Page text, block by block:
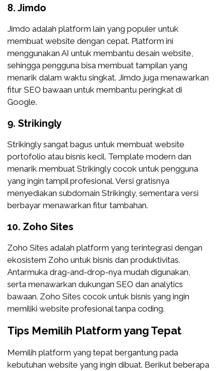
8. Jimdo
Jimdo adalah platform lain yang populer untuk
membuat website dengan cepat. Platform ini
menggunakan AI untuk membantu desain website,
sehingga pengguna bisa membuat tampilan yang
menarik dalam waktu singkat. Jimdo juga menawarkan
fitur SEO bawaan untuk membantu peringkat di
Google.
9. Strikingly
Strikingly sangat bagus untuk membuat website
portofolio atau bisnis kecil. Template modern dan
menarik membuat Strikingly cocok untuk pengguna
yang ingin tampil profesional. Versi gratisnya
menyediakan subdomain Strikingly, sementara versi
berbayar menawarkan fitur tambahan.
10. Zoho Sites
Zoho Sites adalah platform yang terintegrasi dengan
ekosistem Zoho untuk bisnis dan produktivitas.
Antarmuka drag-and-drop-nya mudah digunakan,
serta menawarkan dukungan SEO dan analytics
bawaan. Zoho Sites cocok untuk bisnis yang ingin
memiliki website profesional tanpa coding.
Tips Memilih Platform yang Tepat
Memilih platform yang tepat bergantung pada
kebutuhan website yang ingin dibuat. Berikut beberapa